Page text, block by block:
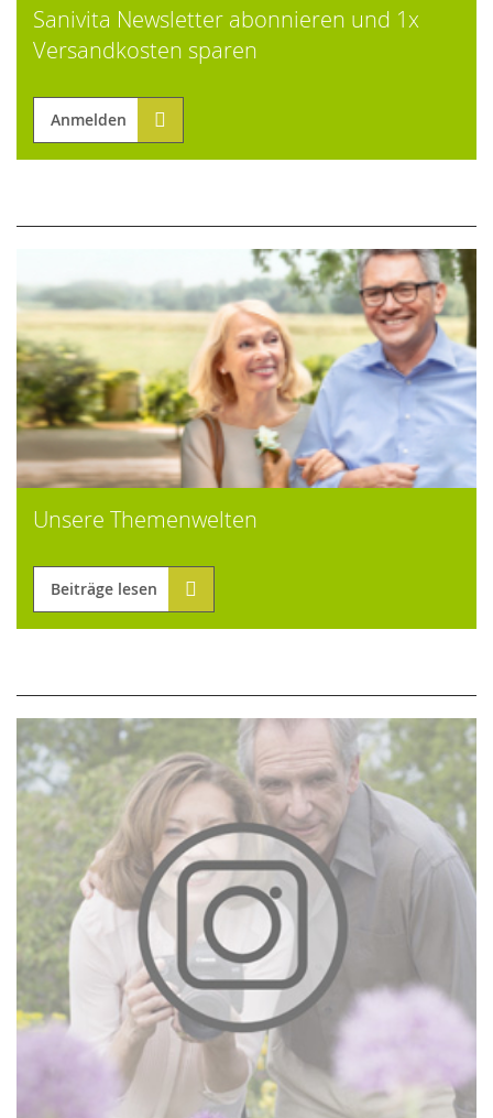
Sanivita Newsletter abonnieren und 1x
Versandkosten sparen
Anmelden
Unsere Themenwelten
Beiträge lesen